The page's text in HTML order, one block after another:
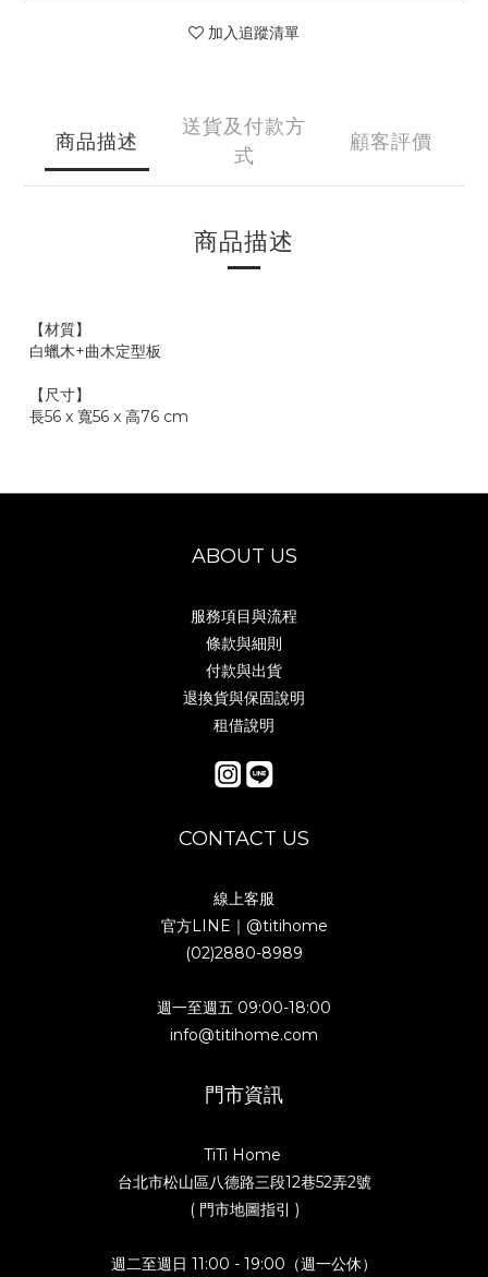
加入追蹤清單
商品描述
送貨及付款方
式
顧客評價
商品描述
【材質】
白蠟木+曲木定型板
【尺寸】
長56 x 寬56 x 高76 cm
ABOUT US
服務項目與流程
條款與細則
付款與出貨
退換貨與保固說明
租借說明
CONTACT US
線上客服
官方LINE｜ @titihome
(02)2880-8989
週一至週五 09:00-18:00
info@titihome.com
門市資訊
TiTi Home
台北市松山區八德路三段12巷52弄2號
( 門市地圖指引 )
週二至週日 11:00 - 19:00（週一公休）